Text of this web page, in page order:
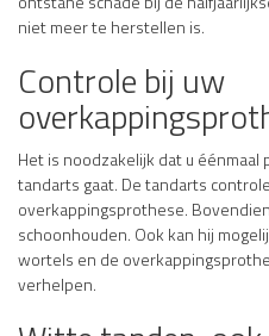
niet meer te herstellen is.
Controle bij uw
Het is noodzakelijk dat u
tandarts gaat. De tandarts
overkappingsprothese.
schoonhouden. Ook kan hij
wortels en de
verhelpen.